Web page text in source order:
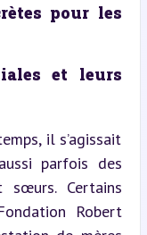
pour les
et leurs
il s’agissait
parfois des
Certains
Robert